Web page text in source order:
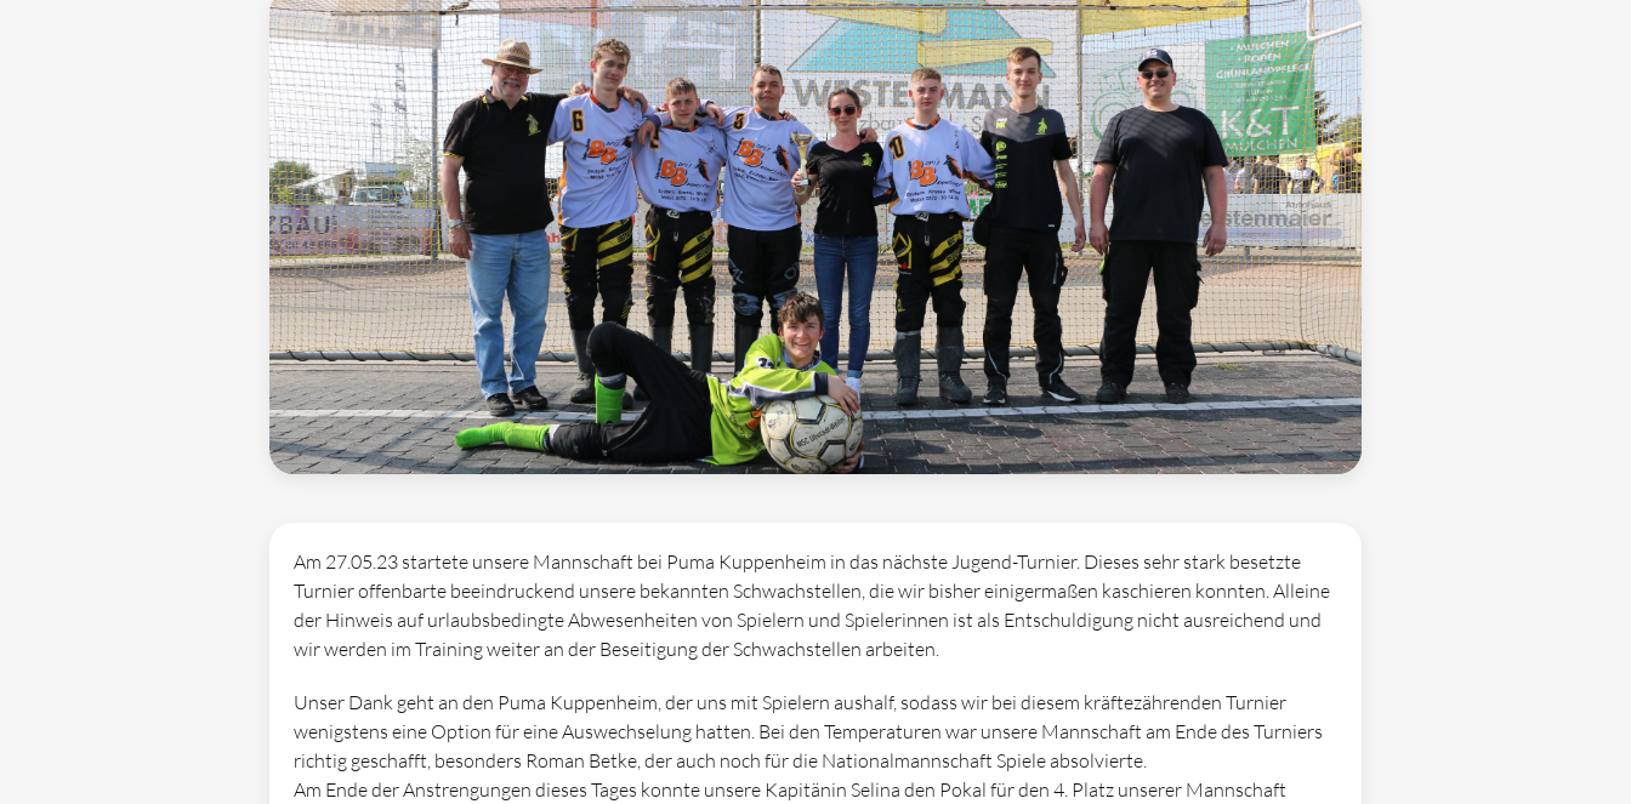
Am 27.05.23 startete unsere Mannschaft bei Puma Kuppenheim in das nächste Jugend-Turnier. Dieses sehr stark besetzte
Turnier offenbarte beeindruckend unsere bekannten Schwachstellen, die wir bisher einigermaßen kaschieren konnten. Alleine
der Hinweis auf urlaubsbedingte Abwesenheiten von Spielern und Spielerinnen ist als Entschuldigung nicht ausreichend und
wir werden im Training weiter an der Beseitigung der Schwachstellen arbeiten.
Unser Dank geht an den Puma Kuppenheim, der uns mit Spielern aushalf, sodass wir bei diesem kräftezährenden Turnier
wenigstens eine Option für eine Auswechselung hatten. Bei den Temperaturen war unsere Mannschaft am Ende des Turniers
richtig geschafft, besonders Roman Betke, der auch noch für die Nationalmannschaft Spiele absolvierte.
Am Ende der Anstrengungen dieses Tages konnte unsere Kapitänin Selina den Pokal für den 4. Platz unserer Mannschaft